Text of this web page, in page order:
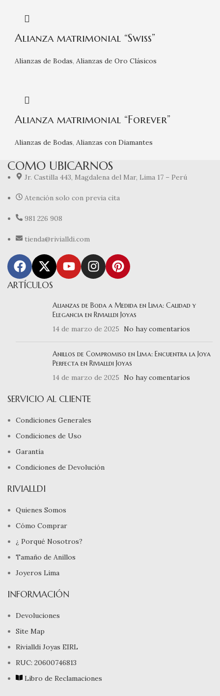
Alianza matrimonial “Swiss”
Alianzas de Bodas, Alianzas de Oro Clásicos
Alianza matrimonial “Forever”
Alianzas de Bodas, Alianzas con Diamantes
COMO UBICARNOS
Jr. Castilla 443, Magdalena del Mar, Lima 17 – Perú
Atención solo con previa cita
981 226 908
tienda@rivialldi.com
ARTÍCULOS
Alianzas de Boda a Medida en Lima: Calidad y
Elegancia en Rivialldi Joyas
14 de marzo de 2025
No hay comentarios
Anillos de Compromiso en Lima: Encuentra la Joya
Perfecta en Rivialldi Joyas
14 de marzo de 2025
No hay comentarios
SERVICIO AL CLIENTE
Condiciones Generales
Condiciones de Uso
Garantía
Condiciones de Devolución
RIVIALLDI
Quienes Somos
Cómo Comprar
¿ Porqué Nosotros?
Tamaño de Anillos
Joyeros Lima
INFORMACIÓN
Devoluciones
Site Map
Rivialldi Joyas EIRL
RUC: 20600746813
Libro de Reclamaciones